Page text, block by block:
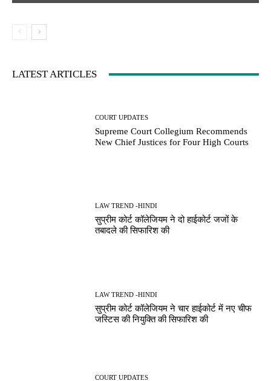
LATEST ARTICLES
COURT UPDATES
Supreme Court Collegium Recommends
New Chief Justices for Four High Courts
LAW TREND -HINDI
सुप्रीम कोर्ट कॉलेजियम ने दो हाईकोर्ट जजों के
तबादले की सिफारिश की
LAW TREND -HINDI
सुप्रीम कोर्ट कॉलेजियम ने चार हाईकोर्ट में नए चीफ
जस्टिस की नियुक्ति की सिफारिश की
COURT UPDATES